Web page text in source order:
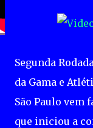
Segunda
da Gama e
São Paulo vem
que iniciou a